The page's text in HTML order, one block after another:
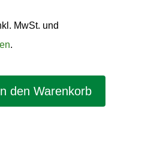
MwSt. und
.
den Warenkorb